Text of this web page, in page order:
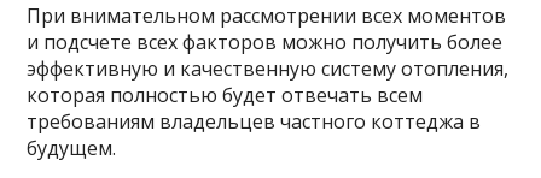
При внимательном рассмотрении всех моментов
и подсчете всех факторов можно получить более
эффективную и качественную систему отопления,
которая полностью будет отвечать всем
требованиям владельцев частного коттеджа в
будущем.